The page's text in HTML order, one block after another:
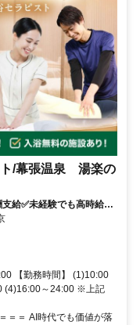
ト/幕張温泉 湯楽の
給✅未経験でも高時給✅️
なく、自分のペースで働
【勤務時間】 (1)10:00
(4)16:00～24:00 ※上記
＝＝ AI時代でも価値が落